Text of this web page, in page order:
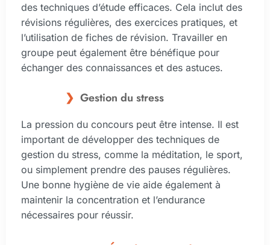
des techniques d’étude efficaces. Cela inclut des
révisions régulières, des exercices pratiques, et
l’utilisation de fiches de révision. Travailler en
groupe peut également être bénéfique pour
échanger des connaissances et des astuces.
Gestion du stress
La pression du concours peut être intense. Il est
important de développer des techniques de
gestion du stress, comme la méditation, le sport,
ou simplement prendre des pauses régulières.
Une bonne hygiène de vie aide également à
maintenir la concentration et l’endurance
nécessaires pour réussir.